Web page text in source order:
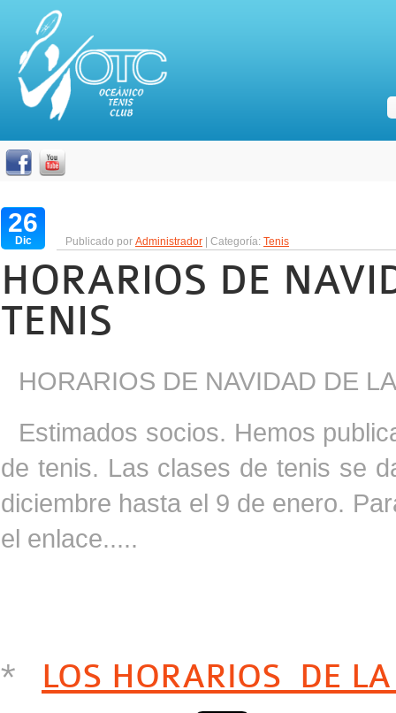
26
Dic Publicado por Administrador | Categoría: Tenis
HORARIOS DE
TENIS
HORARIOS DE NAVIDAD DE
Estimados socios. Hemos
de tenis. Las clases de tenis se
diciembre hasta el 9 de enero.
el enlace.....
* LOS HORARIOS DE